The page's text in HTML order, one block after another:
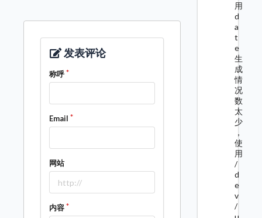
发表评论
称呼
Email
网站
内容
用
d
a
t
e
生
成
情
况
数
太
少
，
使
用
/
d
e
v
/